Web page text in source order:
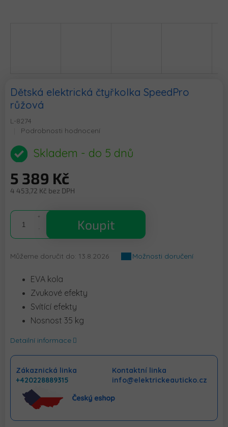
Dětská elektrická čtyřkolka SpeedPro
růžová
L-8274
Průměrné
produktu
je
z
5
Podrobnosti hodnocení
Skladem - do 5 dnů
5 389 Kč
4 453,72 Kč bez DPH
cena:
Koupit
Můžeme doručit do: 13.8.2026 Možnosti doručení
EVA kola
Zvukové efekty
Svítící efekty
Nosnost 35 kg
Detailní informace
Zákaznická linka
+420228889315
Kontaktní linka
info@elektrickeauticko.cz